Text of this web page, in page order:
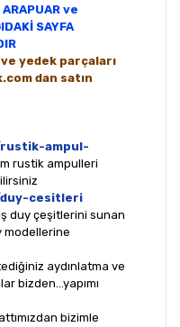
ARAPUAR ve
SAYFA
yedek parçaları
dan satın
ampul-
rustik ampulleri
cesitleri
duy çeşitlerini sunan
modellerine
aydınlatma ve
bizden...yapımı
bizimle